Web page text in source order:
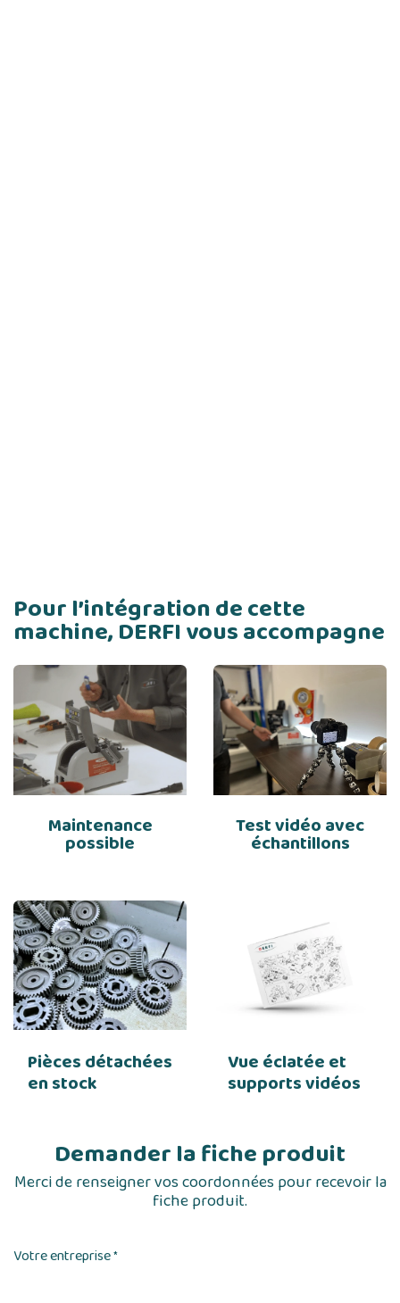
Pour l’intégration de cette
machine, DERFI vous accompagne
Maintenance
possible
Test vidéo avec
échantillons
Pièces détachées
en stock
Vue éclatée et
supports vidéos
Demander la fiche produit
Merci de renseigner vos coordonnées pour recevoir la
fiche produit.
Votre entreprise*